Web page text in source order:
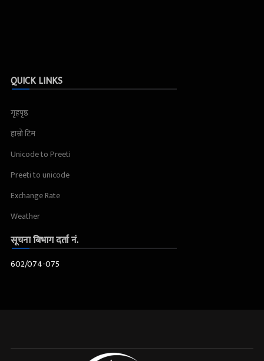
QUICK LINKS
गृहपृष्ठ
हाम्रो टिम
Unicode to Preeti
Preeti to unicode
Exchange Rate
Weather
सूचना बिभाग दर्ता नं.
602/074-075